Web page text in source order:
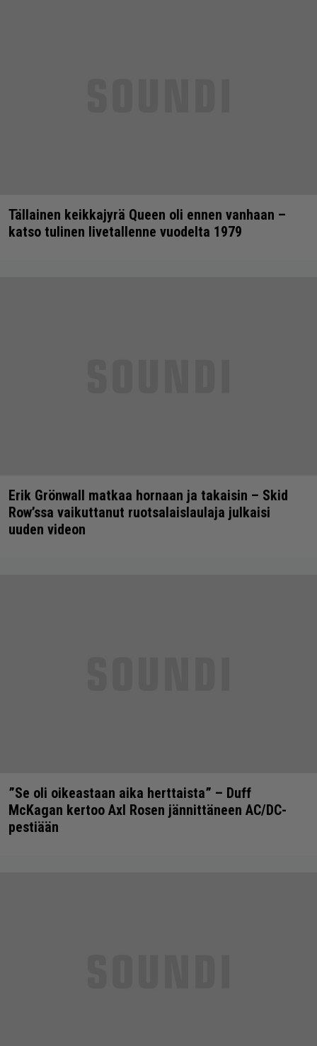
Tällainen keikkajyrä Queen oli ennen vanhaan –
katso tulinen livetallenne vuodelta 1979
Erik Grönwall matkaa hornaan ja takaisin – Skid
Row’ssa vaikuttanut ruotsalaislaulaja julkaisi
uuden videon
”Se oli oikeastaan aika herttaista” – Duff
McKagan kertoo Axl Rosen jännittäneen AC/DC-
pestiään